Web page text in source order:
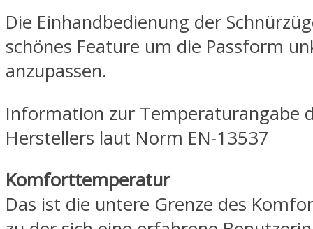
Die Einhandbedienung der
schönes Feature um die Passform
anzupassen.
Information zur Temperaturangabe
Herstellers laut Norm EN-13537
Komforttemperatur
Das ist die untere Grenze des